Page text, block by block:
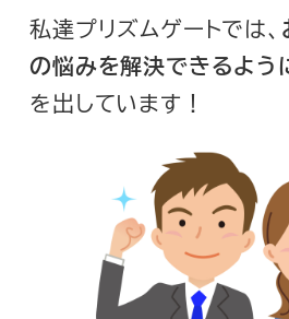
私達プリズムゲートでは、
の悩みを解決できるよう
を出しています！